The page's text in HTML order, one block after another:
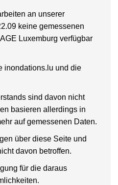
an unserer
keine gemessenen
Luxemburg verfügbar
inondations.lu und die
sind davon nicht
basieren allerdings in
auf gemessenen Daten.
über diese Seite und
davon betroffen.
für die daraus